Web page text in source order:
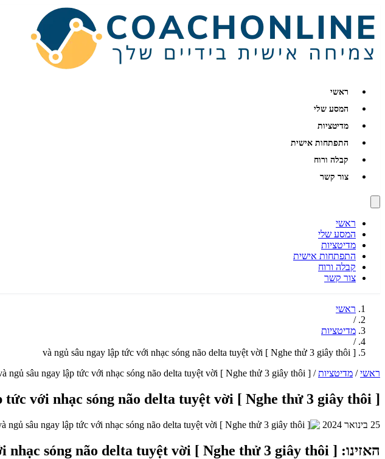
ראשי
המסע שלי
מדיטציות
התפתחות אישית
קבלה ורוח
צור קשר
ראשי
המסע שלי
מדיטציות
התפתחות אישית
קבלה ורוח
צור קשר
ראשי
/
מדיטציות
/
[ Nghe thử 3 giây thôi ] và ngủ sâu ngay lập tức với nhạc sóng não delta tuyệt vời
ראשי / מדיטציות /
[ Nghe thử 3 giây thôi ] và ngủ sâu ngay lập tức với nhạc sóng não delta tuyệt vời
[ Nghe thử 3 giây thôi ] và ngủ sâu ngay lập tức với nhạc sóng não delta tuyệt vời
25 בינואר 2024
האזינו: [ Nghe thử 3 giây thôi ] và ngủ sâu ngay lập tức với nhạc sóng não delta tuyệt vời